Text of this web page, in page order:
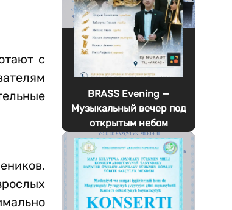
с
BRASS Evening —
Музыкальный вечер под
открытым небом